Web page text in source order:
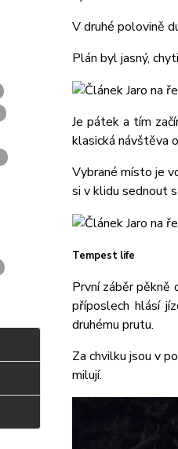
V druhé polovině
Plán byl jasný,
Je pátek a tím
klasická návštěva
Vybrané místo je
si v klidu sednout
Tempest life
První záběr pěkně
příposlech hlásí
druhému prutu.
Za chvilku jsou v
milují.